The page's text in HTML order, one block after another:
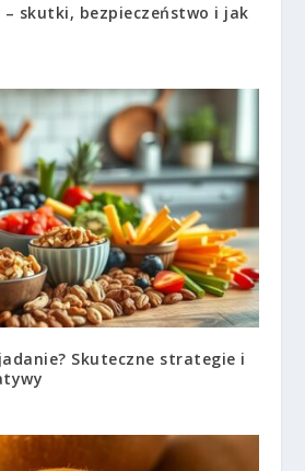
skutki, bezpieczeństwo i jak
Skuteczne strategie i